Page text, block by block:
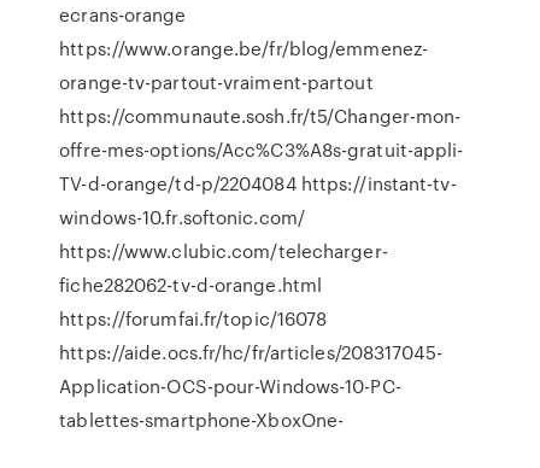
ecrans-orange
https://www.orange.be/fr/blog/emmenez-
orange-tv-partout-vraiment-partout
https://communaute.sosh.fr/t5/Changer-mon-
offre-mes-options/Acc%C3%A8s-gratuit-appli-
TV-d-orange/td-p/2204084 https://instant-tv-
windows-10.fr.softonic.com/
https://www.clubic.com/telecharger-
fiche282062-tv-d-orange.html
https://forumfai.fr/topic/16078
https://aide.ocs.fr/hc/fr/articles/208317045-
Application-OCS-pour-Windows-10-PC-
tablettes-smartphone-XboxOne-